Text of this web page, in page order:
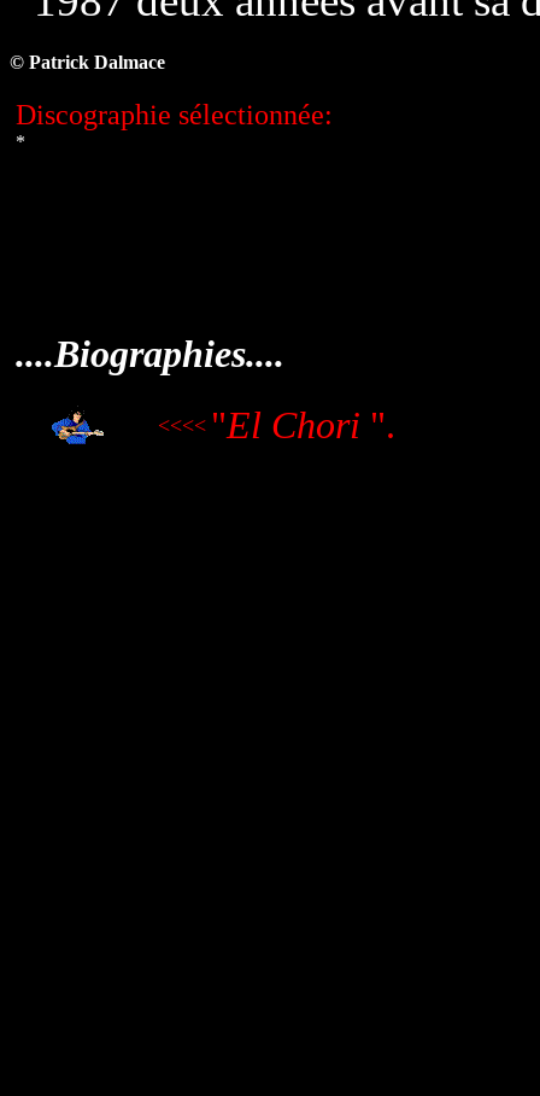
© Patrick Dalmace
Discographie sélectionnée:
*
....Biographies....
<<<< "El Chori ".